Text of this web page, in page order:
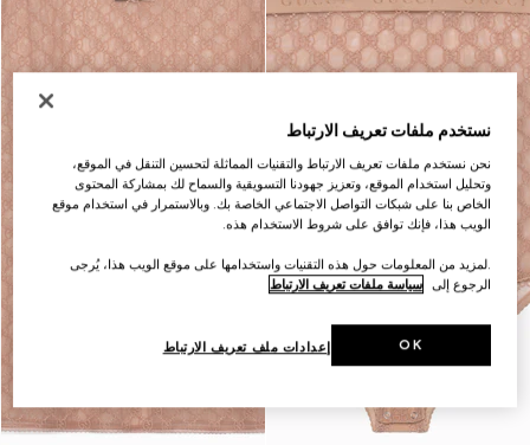
نستخدم ملفات تعريف الارتباط
نحن نستخدم ملفات تعريف الارتباط والتقنيات المماثلة لتحسين التنقل في الموقع،
وتحليل استخدام الموقع، وتعزيز جهودنا التسويقية والسماح لك بمشاركة المحتوى
الخاص بنا على شبكات التواصل الاجتماعي الخاصة بك. وبالاستمرار في استخدام موقع
الويب هذا، فإنك توافق على شروط الاستخدام هذه.
.لمزيد من المعلومات حول هذه التقنيات واستخدامها على موقع الويب هذا، يُرجى
الرجوع إلى سياسة ملفات تعريف الارتباط
إعدادات ملف تعريف الارتباط OK